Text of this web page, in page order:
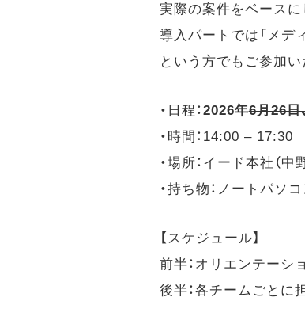
実際の案件をベース
導入パートでは「メデ
という方でもご参加い
・日程：2026年6月26日
・時間：14:00 –
・場所：イード本社（
・持ち物：ノートパソコ
【スケジュール】
前半：オリエンテーシ
後半：各チームごとに